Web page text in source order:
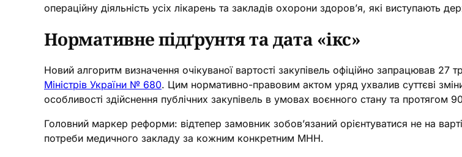
операційну діяльність усіх лікарень та закладів охорони здоров’я, які виступають
Нормативне підґрунтя та дата «ікс»
Новий алгоритм визначення очікуваної вартості закупівель офіційно запрацював 27
Міністрів України № 680. Цим нормативно-правовим актом уряд ухвалив суттєві
особливості здійснення публічних закупівель в умовах воєнного стану та протягом
Головний маркер реформи: відтепер замовник зобов’язаний орієнтуватися не на
потреби медичного закладу за кожним конкретним МНН.